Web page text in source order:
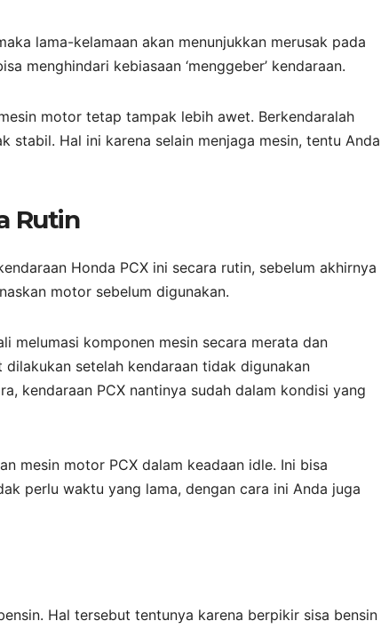
lama-kelamaan akan menunjukkan merusak pada
menghindari kebiasaan ‘menggeber’ kendaraan.
motor tetap tampak lebih awet. Berkendaralah
stabil. Hal ini karena selain menjaga mesin, tentu Anda
Rutin
Honda PCX ini secara rutin, sebelum akhirnya
motor sebelum digunakan.
melumasi komponen mesin secara merata dan
setelah kendaraan tidak digunakan
kendaraan PCX nantinya sudah dalam kondisi yang
mesin motor PCX dalam keadaan idle. Ini bisa
perlu waktu yang lama, dengan cara ini Anda juga
Hal tersebut tentunya karena berpikir sisa bensin